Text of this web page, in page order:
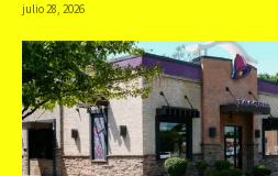
julio 28, 2026